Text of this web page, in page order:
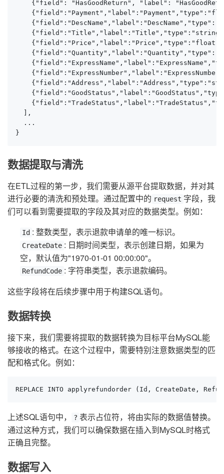
{"field": "HasGoodReturn", "label":
  ],
  ...
}
数据提取与清洗
在ETL过程的第一步，我们需要从源平台提取数据，并对其
进行必要的清洗和预处理。通过配置中的 request 字段，我
们可以看到需要提取的字段及其对应的数据类型。例如：
Id : 整数类型，表示退款申请单的唯一标识。
CreateDate : 日期时间类型，表示创建日期，如果为
空，默认值为"1970-01-01 00:00:00"。
RefundCode : 字符串类型，表示退款编码。
这些字段将在后续步骤中用于构建SQL语句。
数据转换
接下来，我们需要将提取的数据转换为目标平台MySQL能
够接收的格式。在这个过程中，需要特别注意数据类型的匹
配和格式化。例如：
REPLACE INTO applyrefundorder (Id, CreateDate,
上述SQL语句中， ? 表示占位符，将由实际的数据值替换。
通过这种方式，我们可以确保数据在插入到MySQL时格式
正确且完整。
数据写入